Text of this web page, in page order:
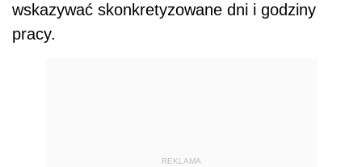
wskazywać skonkretyzowane dni i godziny
pracy.
REKLAMA